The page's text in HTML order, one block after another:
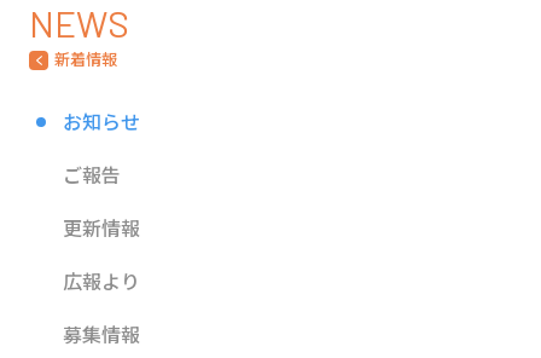
NEWS
新着情報
お知らせ
ご報告
更新情報
広報より
募集情報